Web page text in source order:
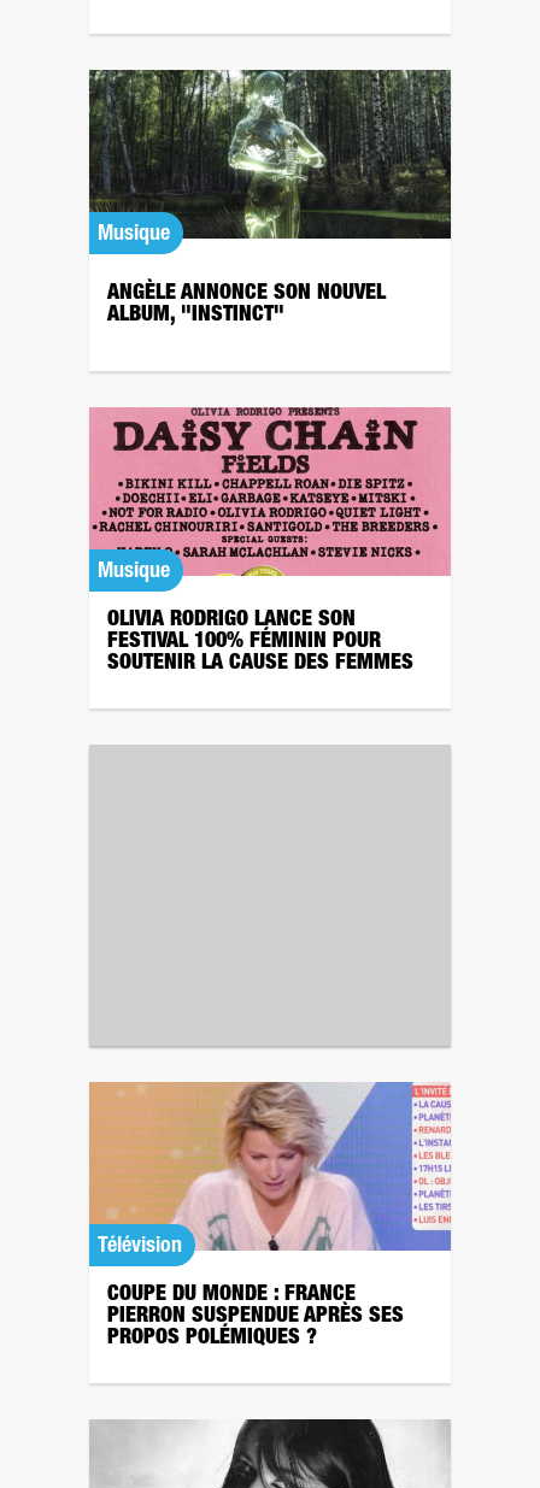
Musique
ANGÈLE ANNONCE SON NOUVEL
ALBUM, "INSTINCT"
Musique
OLIVIA RODRIGO LANCE SON
FESTIVAL 100% FÉMININ POUR
SOUTENIR LA CAUSE DES FEMMES
Télévision
COUPE DU MONDE : FRANCE
PIERRON SUSPENDUE APRÈS SES
PROPOS POLÉMIQUES ?